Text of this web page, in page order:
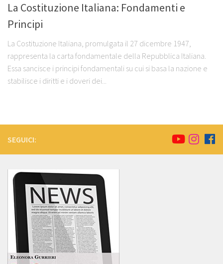
La Costituzione Italiana: Fondamenti e
Principi
La Costituzione Italiana, promulgata il 27 dicembre 1947,
rappresenta la carta fondamentale della Repubblica Italiana.
Essa sancisce i principi fondamentali su cui si basa la nazione e
stabilisce i diritti e i doveri dei...
SEGUICI: